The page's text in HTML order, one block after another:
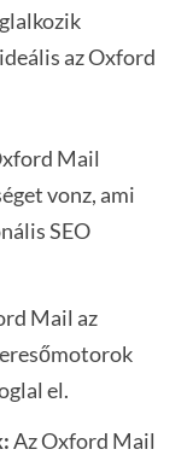
az Oxford
Mail
vonz, ami
SEO
Mail az
el.
Az Oxford Mail